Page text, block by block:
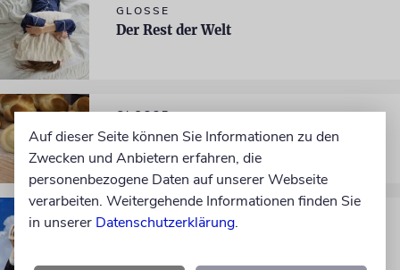
GLOSSE
Der Rest der Welt
GLOSSE
Der Rest der Welt
GLOSSE
Auf dieser Seite können Sie Informationen zu den
Zwecken und Anbietern erfahren, die
personenbezogene Daten auf unserer Webseite
verarbeiten. Weitergehende Informationen finden Sie
in unserer Datenschutzerklärung.